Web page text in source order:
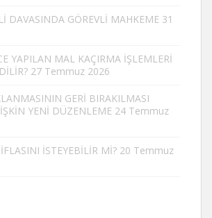
DAVASINDA GÖREVLİ MAHKEME 31
YAPILAN MAL KAÇIRMA İŞLEMLERİ
27 Temmuz 2026
GERİ BIRAKILMASI
YENİ DÜZENLEME 24 Temmuz
İSTEYEBİLİR Mİ? 20 Temmuz